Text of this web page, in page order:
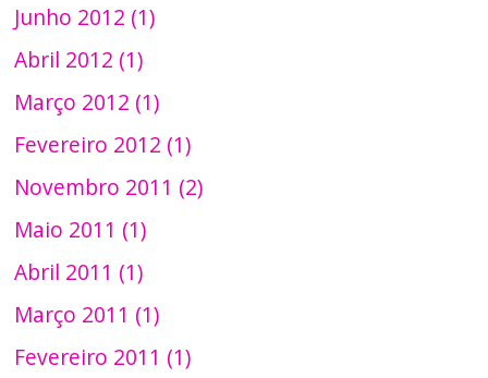
Junho 2012 (1)
Abril 2012 (1)
Março 2012 (1)
Fevereiro 2012 (1)
Novembro 2011 (2)
Maio 2011 (1)
Abril 2011 (1)
Março 2011 (1)
Fevereiro 2011 (1)